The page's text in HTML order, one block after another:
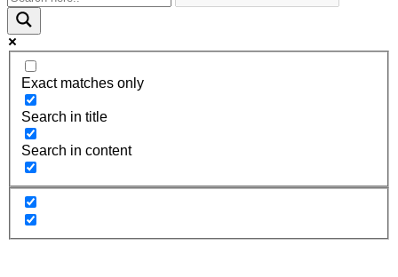
Exact matches only
Search in title
Search in content